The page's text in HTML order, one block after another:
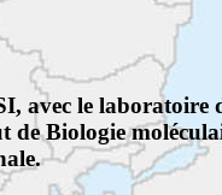
avec le laboratoire
de Biologie